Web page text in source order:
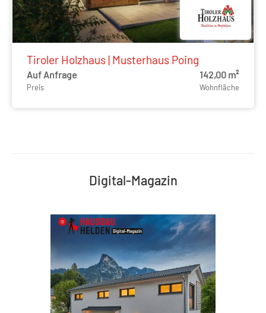
Tiroler Holzhaus | Musterhaus Poing
Auf Anfrage
Preis
142,00 m²
Wohnfläche
Digital-Magazin